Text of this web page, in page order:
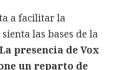
a facilitar la
las bases de la
La presencia de Vox
un reparto de